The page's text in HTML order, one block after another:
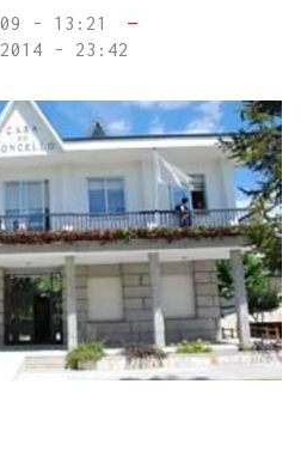
- 13:21
—
- 23:42